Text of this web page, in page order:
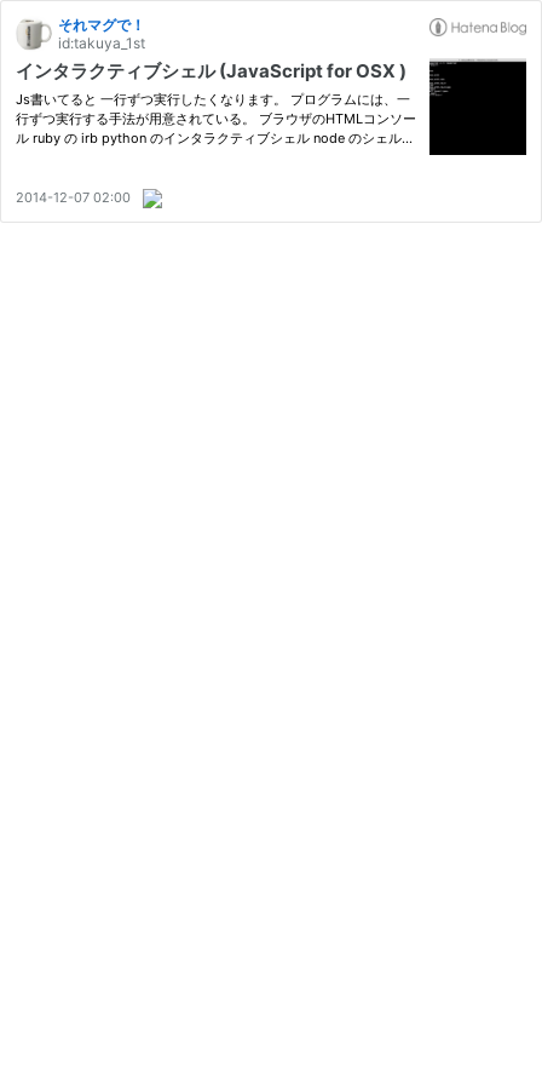
それマグで！
id:takuya_1st
インタラクティブシェル (JavaScript for OSX )
Js書いてると 一行ずつ実行したくなります。 プログラムには、一
行ずつ実行する手法が用意されている。 ブラウザのHTMLコンソー
ル ruby の irb python のインタラクティブシェル node のシェル
2014-12-07 02:00